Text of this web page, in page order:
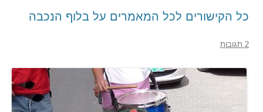
כל הקישורים לכל המאמרים על בלוף הנכבה
2 תגובות